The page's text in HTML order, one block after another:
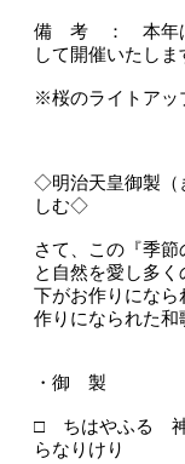
備 考 ： 本年は
して開催いたしま
※桜のライトアッ
◇明治天皇御製（
しむ◇
さて、この『季
と自然を愛し多
下がお作りにな
作りになられた和
・御 製
□ ちはやふる
らなりけり